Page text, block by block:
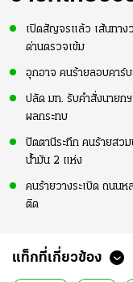
เปิดสัญจรแล้ว เส้นทา
ด่านตรวจเข้ม
อุกอาจ คนร้ายลอบคาร์
ปลัด มท. รับคำสั่งนายกฯ
ผลกระทบ
ปัตตานีระทึก คนร้ายสว
น้ำมัน 2 แห่ง
คนร้ายวางระเบิด ถนน
ติด
แท็กที่เกี่ยวข้อง